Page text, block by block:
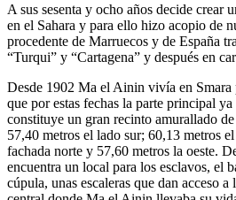
A sus sesenta y ocho años decide crear
en el Sahara y para ello hizo acopio de
procedente de Marruecos y de España
“Turqui” y “Cartagena” y después en
Desde 1902 Ma el Ainin vivía en Smara
que por estas fechas la parte principal
constituye un gran recinto amurallado
57,40 metros el lado sur; 60,13 metros
fachada norte y 57,60 metros la oeste.
encuentra un local para los esclavos, el
cúpula, unas escaleras que dan acceso